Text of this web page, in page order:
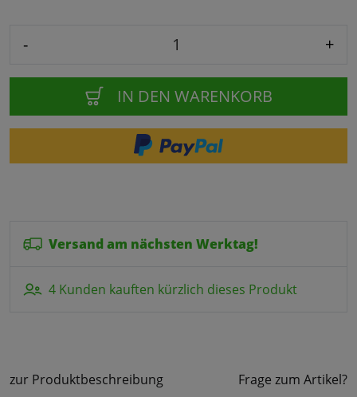
- +
IN DEN WARENKORB
Versand am nächsten Werktag!
4 Kunden kauften kürzlich dieses Produkt
zur Produktbeschreibung Frage zum Artikel?